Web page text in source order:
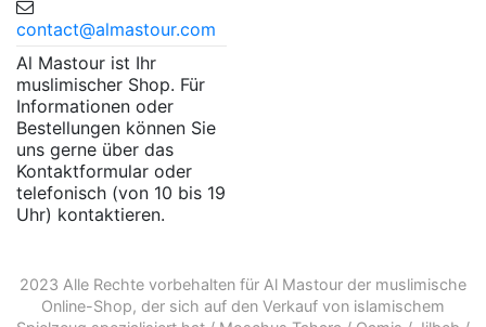
contact@almastour.com
Al Mastour ist Ihr
muslimischer Shop. Für
Informationen oder
Bestellungen können Sie
uns gerne über das
Kontaktformular oder
telefonisch (von 10 bis 19
Uhr) kontaktieren.
2023 Alle Rechte vorbehalten für Al Mastour der muslimische
Online-Shop, der sich auf den Verkauf von islamischem